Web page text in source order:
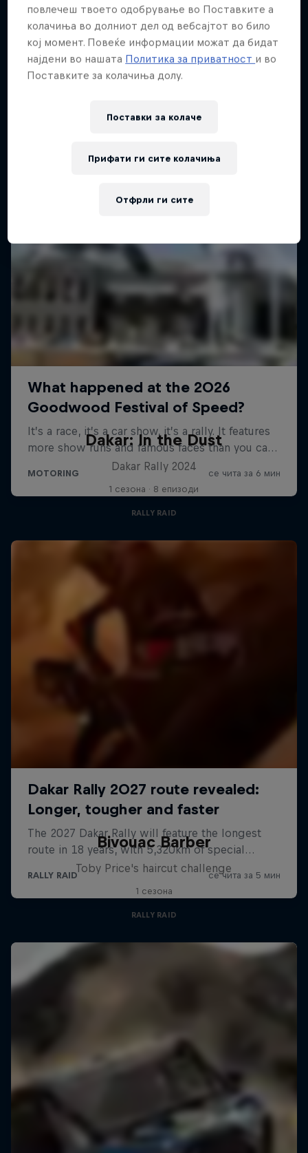
Journey to Dakar
Follow Ford Performance on their journey to the
Dakar Rally 2025
Dakar: In the Dust
Dakar Rally 2024
1 сезона · 8 епизоди
RALLY RAID
Bivouac Barber
Toby Price's haircut challenge
1 сезона
RALLY RAID
повлечеш твоето одобрување во Поставките а
колачиња во долниот дел од вебсајтот во било
кој момент. Повеќе информации можат да бидат
најдени во нашата Политика за приватност и во
Поставките за колачиња долу.
Поставки за колачe
Отфрли ги сите
Прифати ги сите колачиња